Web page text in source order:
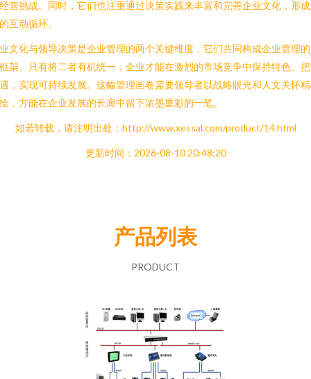
营挑战。同时，它们也注重通过决策实践来丰富和完善企业文化，形
互动循环。
文化与领导决策是企业管理的两个关键维度，它们共同构成企业管理
架。只有将二者有机统一，企业才能在激烈的市场竞争中保持特色、
，实现可持续发展。这幅管理画卷需要领导者以战略眼光和人文关怀
，方能在企业发展的长廊中留下浓墨重彩的一笔。
如若转载，请注明出处：http://www.xessal.com/product/14.html
更新时间：2026-08-10 20:48:20
产品列表
PRODUCT